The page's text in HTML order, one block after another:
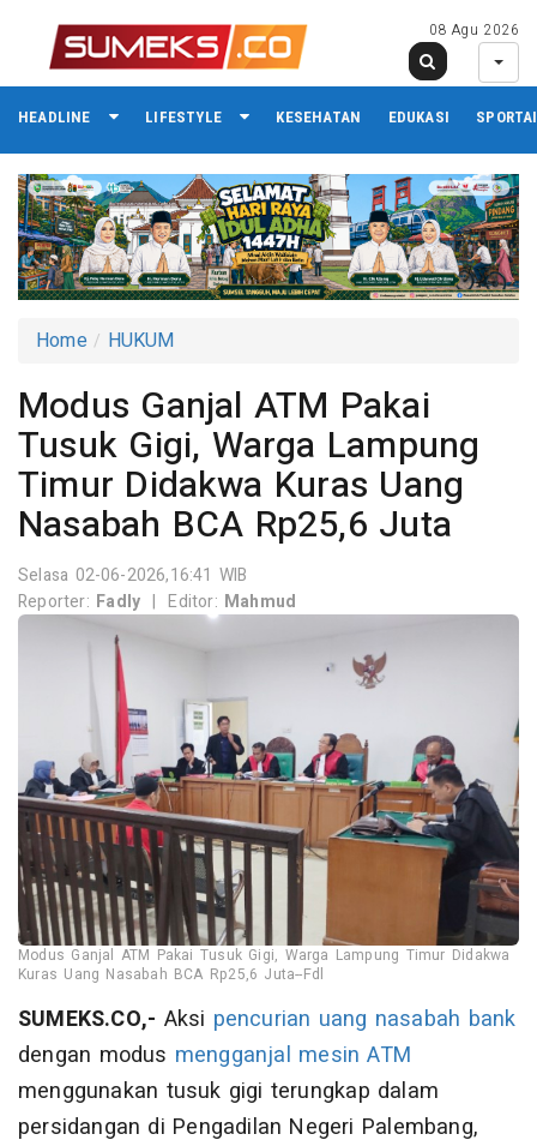
08 Agu 2026
HEADLINE LIFESTYLE KESEHATAN EDUKASI
Home HUKUM
Modus Ganjal ATM Pakai
Tusuk Gigi, Warga Lampung
Timur Didakwa Kuras Uang
Nasabah BCA Rp25,6 Juta
Selasa 02-06-2026,16:41 WIB
Reporter: Fadly | Editor: Mahmud
Modus Ganjal ATM Pakai Tusuk Gigi, Warga Lampung Timur Didakwa
Kuras Uang Nasabah BCA Rp25,6 Juta--Fdl
SUMEKS.CO,- Aksi pencurian uang nasabah bank
dengan modus mengganjal mesin ATM
menggunakan tusuk gigi terungkap dalam
persidangan di Pengadilan Negeri Palembang,